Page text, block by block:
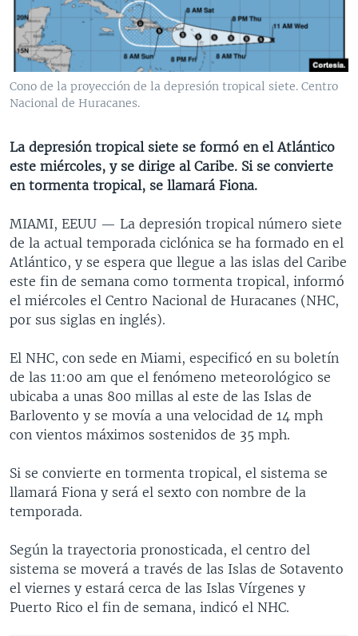
VENEZUELA
BRASIL
NICARAGUA
ECONOMÍA
ENTRETENIMIENTO Y CULTURA
TECNOLOGÍA
DEPORTES
MULTIMEDIA
VIDEOS
FOTOGRAFÍA
AUDIOS
PROGRAMAS TV
EL MUNDO AL DÍA
FORO INTERAMERICANO
LAS CLAVES
PANORAMA
RADIO
AVANCE INFORMATIVO
BUENOS DÍAS AMÉRICA
ESTADOS UNIDOS AL DÍA
FORO [RADIO]
DEPORTIVO INTERNACIONAL
NOTA ECONÓMICA
ENTRETENIMIENTO
DIRECT
Learning English
Idiomas
Cono de la proyección de la depresión tropical siete. Centro
Nacional de Huracanes.
La depresión tropical siete se formó en el Atlántico
este miércoles, y se dirige al Caribe. Si se convierte
en tormenta tropical, se llamará Fiona.
MIAMI, EEUU — La depresión tropical número siete
de la actual temporada ciclónica se ha formado en el
Atlántico, y se espera que llegue a las islas del Caribe
este fin de semana como tormenta tropical, informó
el miércoles el Centro Nacional de Huracanes (NHC,
por sus siglas en inglés).
El NHC, con sede en Miami, especificó en su boletín
de las 11:00 am que el fenómeno meteorológico se
ubicaba a unas 800 millas al este de las Islas de
Barlovento y se movía a una velocidad de 14 mph
con vientos máximos sostenidos de 35 mph.
Si se convierte en tormenta tropical, el sistema se
llamará Fiona y será el sexto con nombre de la
temporada.
Según la trayectoria pronosticada, el centro del
sistema se moverá a través de las Islas de Sotavento
el viernes y estará cerca de las Islas Vírgenes y
Puerto Rico el fin de semana, indicó el NHC.